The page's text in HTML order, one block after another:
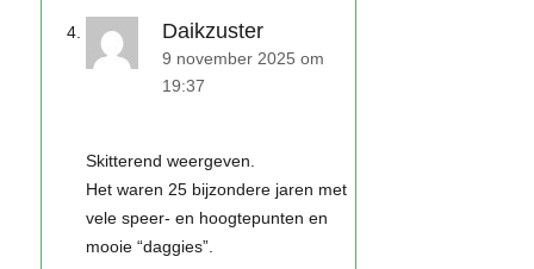
Daikzuster
9 november 2025 om
19:37
Skitterend weergeven.
Het waren 25 bijzondere jaren met
vele speer- en hoogtepunten en
mooie “daggies”.